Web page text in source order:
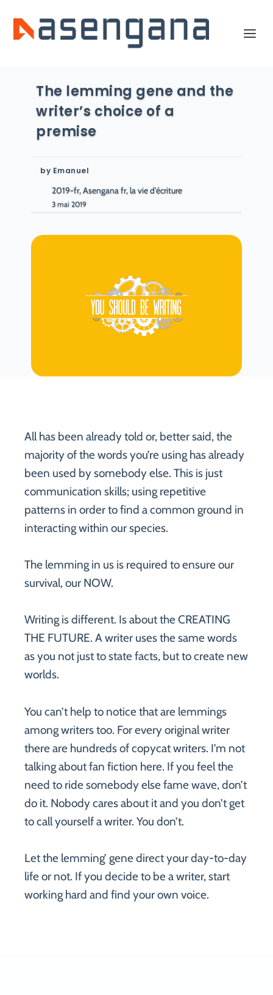
The lemming gene and the
writer’s choice of a
premise
by Emanuel
2019-fr, Asengana fr, la vie d'écriture
3 mai 2019
All has been already told or, better said, the
majority of the words you’re using has already
been used by somebody else. This is just
communication skills; using repetitive
patterns in order to find a common ground in
interacting within our species.
The lemming in us is required to ensure our
survival, our NOW.
Writing is different. Is about the CREATING
THE FUTURE. A writer uses the same words
as you not just to state facts, but to create new
worlds.
You can’t help to notice that are lemmings
among writers too. For every original writer
there are hundreds of copycat writers. I’m not
talking about fan fiction here. If you feel the
need to ride somebody else fame wave, don’t
do it. Nobody cares about it and you don’t get
to call yourself a writer. You don’t.
Let the lemming’ gene direct your day-to-day
life or not. If you decide to be a writer, start
working hard and find your own voice.